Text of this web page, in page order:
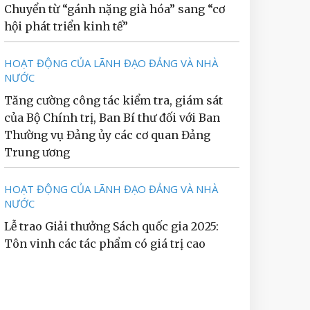
Chuyển từ “gánh nặng già hóa” sang “cơ
hội phát triển kinh tế”
HOẠT ĐỘNG CỦA LÃNH ĐẠO ĐẢNG VÀ NHÀ
NƯỚC
Tăng cường công tác kiểm tra, giám sát
của Bộ Chính trị, Ban Bí thư đối với Ban
Thường vụ Đảng ủy các cơ quan Đảng
Trung ương
HOẠT ĐỘNG CỦA LÃNH ĐẠO ĐẢNG VÀ NHÀ
NƯỚC
Lễ trao Giải thưởng Sách quốc gia 2025:
Tôn vinh các tác phẩm có giá trị cao